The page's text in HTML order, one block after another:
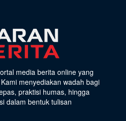
media berita online yang
menyediakan wadah bagi
praktisi humas, hingga
dalam bentuk tulisan